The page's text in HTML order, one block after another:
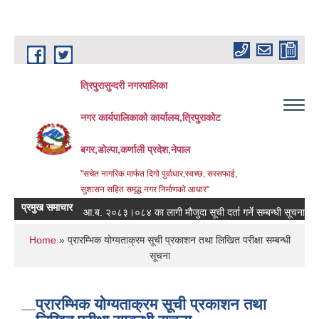
Skip to main content
त्रिपुरासुन्दरी नगरपालिका
नगर कार्यपालिकाको कार्यालय,त्रिपुराकोट
बगर,डोल्पा,कर्णाली प्रदेश,नेपाल
"सचेत नागरिक मार्फत दिगो पुर्वाधार,स्वच्छ, सरसफाई,
सुशासन सहित समृद्ध नगर निर्माणको आधार"
प्रमुख समाचारआ.ब. २०८३।०८४ का लागी मौजुदा सूची दर्ता गर्ने सम्बन्धी सूचना ।
You are here
Home» प्रारम्भिक योग्यताक्रम सूची प्रकाशन तथा लिखित परीक्षा सम्बन्धी
सूचना
प्रारम्भिक योग्यताक्रम सूची प्रकाशन तथा